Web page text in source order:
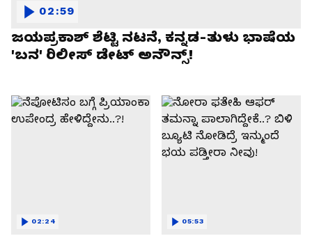
ಜಯಪ್ರಕಾಶ್ ಶೆಟ್ಟಿ ನಟನೆ, ಕನ್ನಡ-ತುಳು ಭಾಷೆಯ
'ಬನ' ರಿಲೀಸ್ ಡೇಟ್ ಅನೌನ್ಸ್!
02:59
02:24 05:53